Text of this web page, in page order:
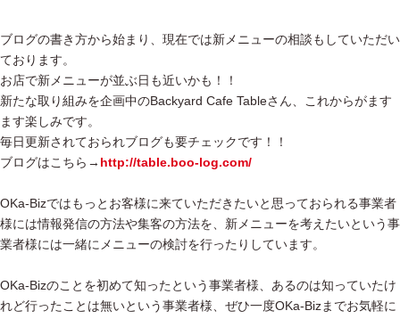
ブログの書き方から始まり、現在では新メニューの相談もしていただい
ております。
お店で新メニューが並ぶ日も近いかも！！
新たな取り組みを企画中のBackyard Cafe Tableさん、これからがます
ます楽しみです。
毎日更新されておられブログも要チェックです！！
ブログはこちら→ http://table.boo-log.com/
OKa-Bizではもっとお客様に来ていただきたいと思っておられる事業者
様には情報発信の方法や集客の方法を、新メニューを考えたいという事
業者様には一緒にメニューの検討を行ったりしています。
OKa-Bizのことを初めて知ったという事業者様、あるのは知っていたけ
れど行ったことは無いという事業者様、ぜひ一度OKa-Bizまでお気軽に